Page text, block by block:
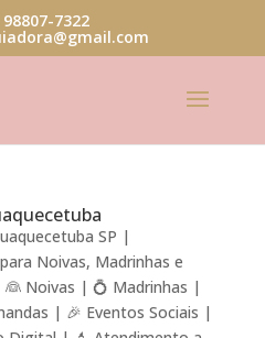
7322
SP |
Noivas, Madrinhas e
Noivas | 💍 Madrinhas |
| 🎉 Eventos Sociais |